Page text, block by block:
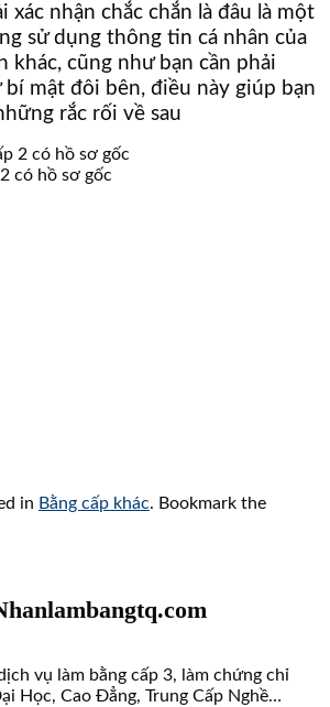
xác nhận chắc chắn là đâu là một
sử dụng thông tin cá nhân của
khác, cũng như bạn cần phải
mật đôi bên, điều này giúp bạn
rắc rối về sau
có hồ sơ gốc
in Bằng cấp khác. Bookmark the
vụ làm bằng cấp 3, làm chứng chỉ
Học, Cao Đẳng, Trung Cấp Nghề…